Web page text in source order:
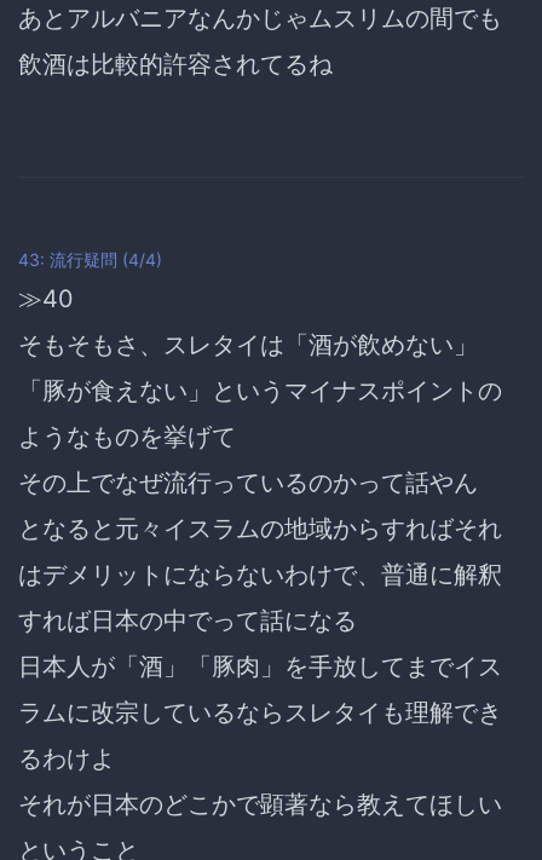
あとアルバニアなんかじゃムスリムの間でも
飲酒は比較的許容されてるね
43: 流行疑問 (4/4)
≫40
そもそもさ、スレタイは「酒が飲めない」
「豚が食えない」というマイナスポイントの
ようなものを挙げて
その上でなぜ流行っているのかって話やん
となると元々イスラムの地域からすればそれ
はデメリットにならないわけで、普通に解釈
すれば日本の中でって話になる
日本人が「酒」「豚肉」を手放してまでイス
ラムに改宗しているならスレタイも理解でき
るわけよ
それが日本のどこかで顕著なら教えてほしい
ということ